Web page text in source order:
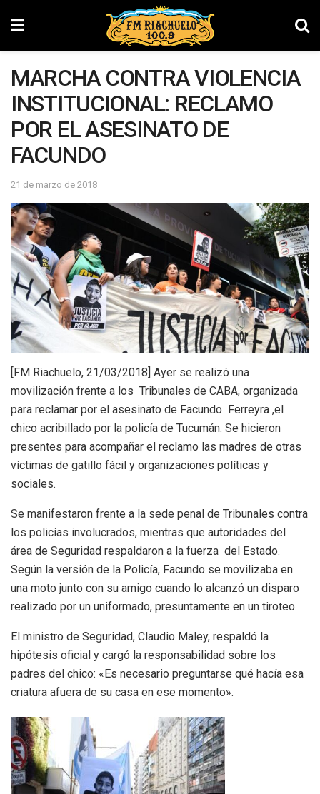
MARCHA CONTRA VIOLENCIA
INSTITUCIONAL: RECLAMO
POR EL ASESINATO DE
FACUNDO
21 de marzo de 2018
[FM Riachuelo, 21/03/2018] Ayer se realizó una
movilización frente a los Tribunales de CABA, organizada
para reclamar por el asesinato de Facundo Ferreyra ,el
chico acribillado por la policía de Tucumán. Se hicieron
presentes para acompañar el reclamo las madres de otras
víctimas de gatillo fácil y organizaciones políticas y
sociales.
Se manifestaron frente a la sede penal de Tribunales contra
los policías involucrados, mientras que autoridades del
área de Seguridad respaldaron a la fuerza del Estado.
Según la versión de la Policía, Facundo se movilizaba en
una moto junto con su amigo cuando lo alcanzó un disparo
realizado por un uniformado, presuntamente en un tiroteo.
El ministro de Seguridad, Claudio Maley, respaldó la
hipótesis oficial y cargó la responsabilidad sobre los
padres del chico: «Es necesario preguntarse qué hacía esa
criatura afuera de su casa en ese momento».